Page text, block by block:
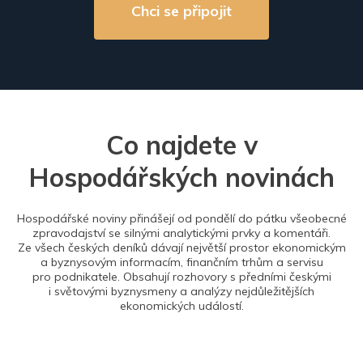
Chci se připojit
Co najdete v
Hospodářských novinách
Hospodářské noviny přinášejí od pondělí do pátku všeobecné
zpravodajství se silnými analytickými prvky a komentáři.
Ze všech českých deníků dávají největší prostor ekonomickým
a byznysovým informacím, finančním trhům a servisu
pro podnikatele. Obsahují rozhovory s předními českými
i světovými byznysmeny a analýzy nejdůležitějších
ekonomických událostí.